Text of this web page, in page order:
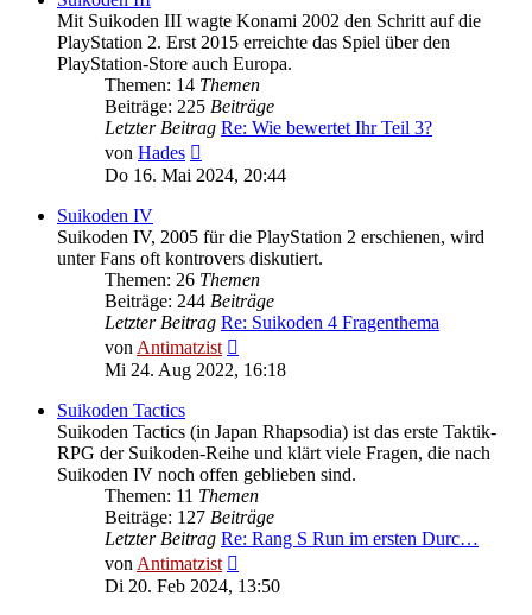
Mit Suikoden III wagte Konami 2002 den Schritt auf die
PlayStation 2. Erst 2015 erreichte das Spiel über den
PlayStation-Store auch Europa.
Themen: 14 Themen
Beiträge: 225 Beiträge
Letzter Beitrag Re: Wie bewertet Ihr Teil 3?
von Hades
Beitrag
Do 16. Mai 2024, 20:44
Suikoden IV
Suikoden IV, 2005 für die PlayStation 2 erschienen, wird
unter Fans oft kontrovers diskutiert.
Themen: 26 Themen
Beiträge: 244 Beiträge
Letzter Beitrag Re: Suikoden 4 Fragenthema
vonAntimatzist
Beitrag
Mi 24. Aug 2022, 16:18
Suikoden Tactics
Suikoden Tactics (in Japan Rhapsodia) ist das erste Taktik-
RPG der Suikoden-Reihe und klärt viele Fragen, die nach
Suikoden IV noch offen geblieben sind.
Themen: 11 Themen
Beiträge: 127 Beiträge
Letzter Beitrag Re: Rang S Run im ersten Durc…
vonAntimatzist
Beitrag
Di 20. Feb 2024, 13:50